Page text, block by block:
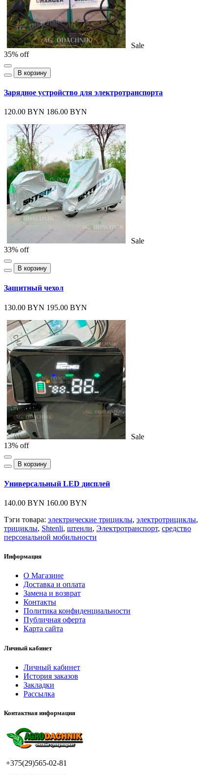
Sale
35% off
В корзину
Зарядное устройство для электротранспорта
120.00 BYN 186.00 BYN
Sale
33% off
В корзину
Защитный чехол
130.00 BYN 195.00 BYN
Sale
13% off
В корзину
Универсальный LED дисплей
140.00 BYN 160.00 BYN
Тэги товара: электрические трициклы, электротрициклы,
трициклы, Shtenli, штенли, Электротранспорт, средство
персональной мобильности
Информация
О Магазине
Доставка и оплата
Замена и возврат
Контакты
Политика конфиденциальности
Публичная оферта
Карта сайта
Личный кабинет
Личный кабинет
История заказов
Закладки
Рассылка
Контактная информация
+375(29)565-02-81